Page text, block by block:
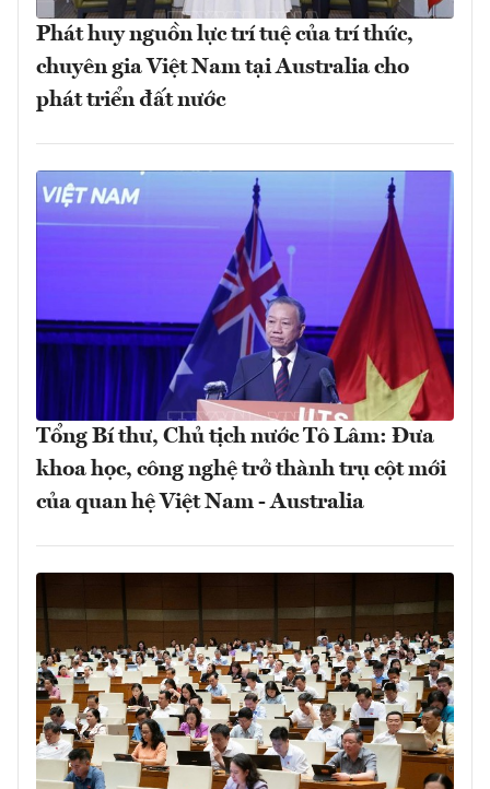
Phát huy nguồn lực trí tuệ của trí thức,
chuyên gia Việt Nam tại Australia cho
phát triển đất nước
Tổng Bí thư, Chủ tịch nước Tô Lâm: Đưa
khoa học, công nghệ trở thành trụ cột mới
của quan hệ Việt Nam - Australia